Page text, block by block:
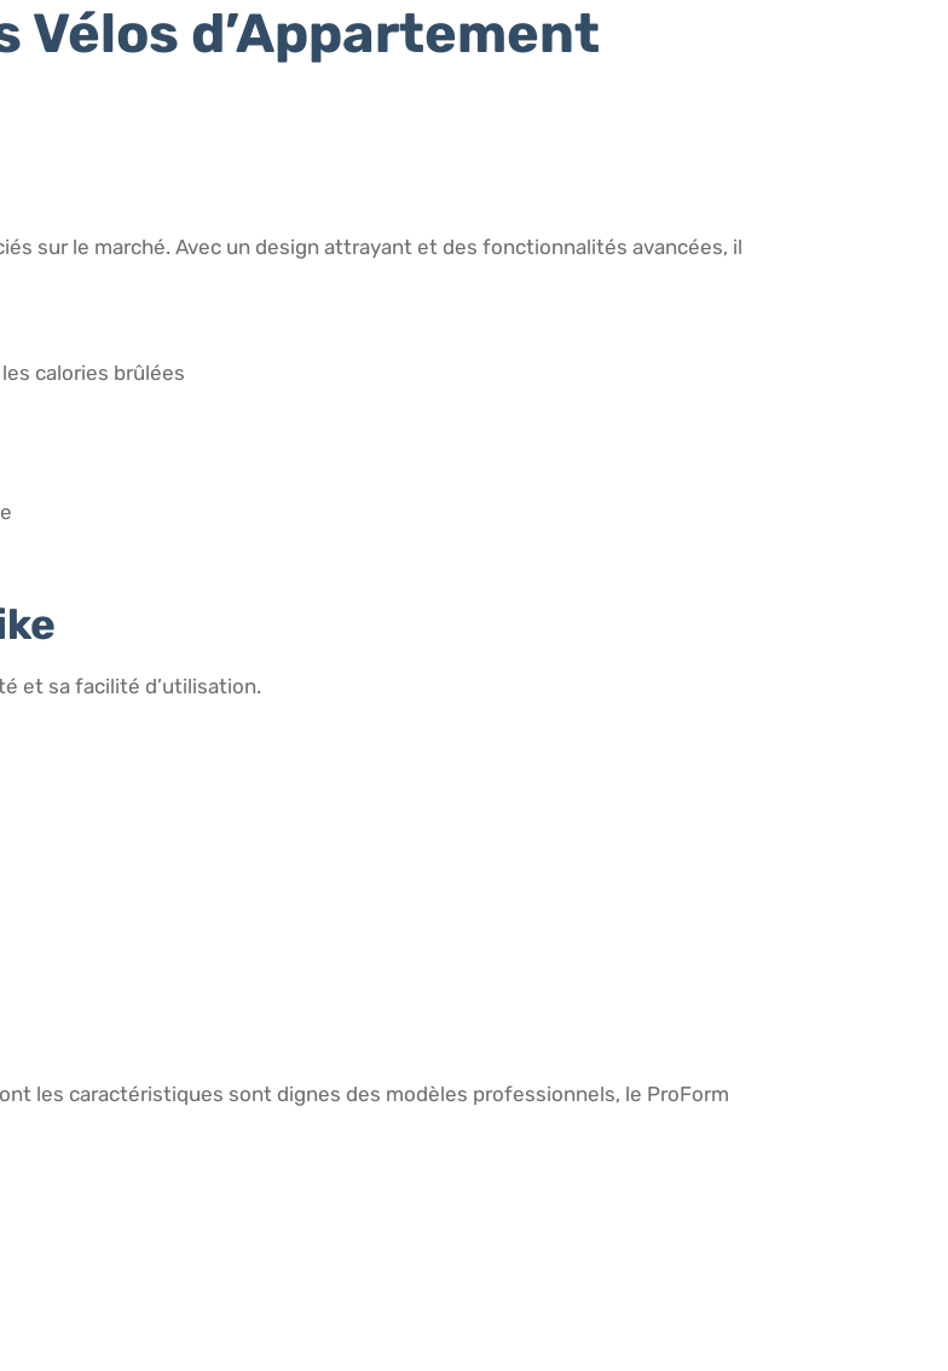
d’Appartement
sur le marché. Avec un design attrayant et des fonctionnalités avancées, il
calories brûlées
et sa facilité d’utilisation.
les caractéristiques sont dignes des modèles professionnels, le ProForm